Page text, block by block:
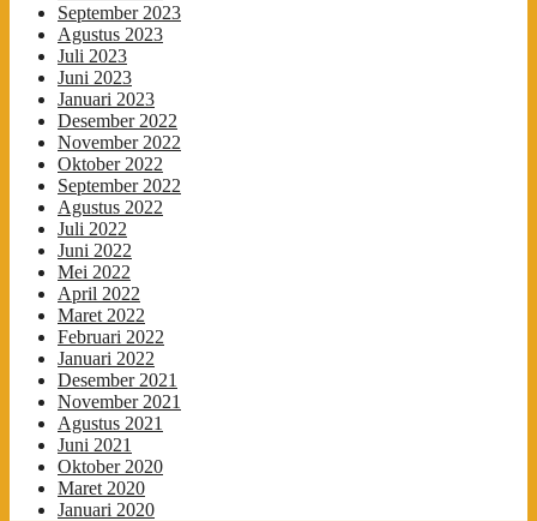
September 2023
Agustus 2023
Juli 2023
Juni 2023
Januari 2023
Desember 2022
November 2022
Oktober 2022
September 2022
Agustus 2022
Juli 2022
Juni 2022
Mei 2022
April 2022
Maret 2022
Februari 2022
Januari 2022
Desember 2021
November 2021
Agustus 2021
Juni 2021
Oktober 2020
Maret 2020
Januari 2020